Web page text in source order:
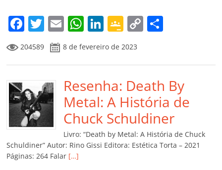
F
a
c
e
b
o
o
k
T
w
itt
er
E
m
ai
l
W
at
s
A
p
p
Li
k
e
dI
n
G
o
o
gl
e
Cl
a
ss
ro
C
y
Li
n
k
p
ar
til
h
ar
204589 8 de fevereiro de 2023
Resenha: Death By
Metal: A História de
Chuck Schuldiner
Livro: “Death by Metal: A História de Chuck
Schuldiner” Autor: Rino Gissi Editora: Estética Torta – 2021
Páginas: 264 Falar […]